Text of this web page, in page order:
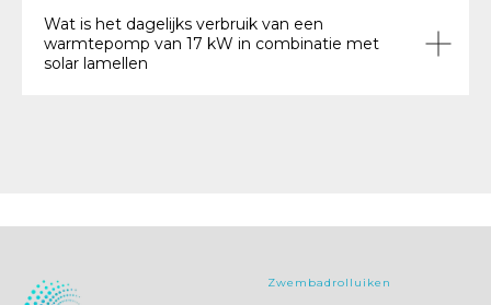
Wat is het dagelijks verbruik van een
warmtepomp van 17 kW in combinatie met
solar lamellen
Zwembadrolluiken